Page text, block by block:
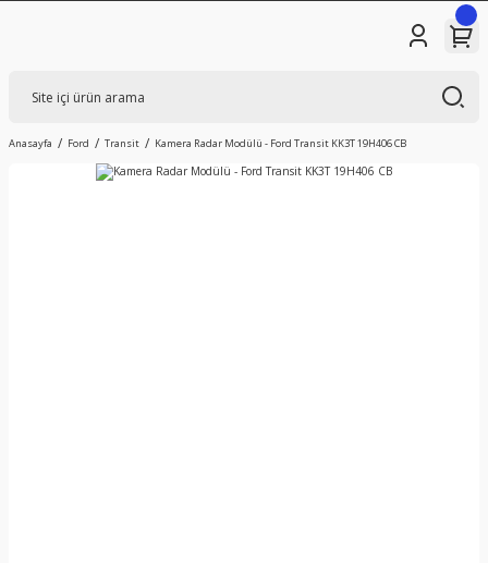
Anasayfa Ford Transit Kamera Radar Modülü - Ford Transit KK3T 19H406 CB